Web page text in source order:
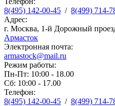
8(495) 142-00-45 / 8(499) 714-
Адрес:
г. Москва, 1-й Дорожный
Армасток
Электронная почта:
armastock@mail.ru
Режим работы:
Пн-Пт: 10:00 - 18.00
Сб: 10:00 - 17.00
Телефон:
8(495) 142-00-45 / 8(499) 714-